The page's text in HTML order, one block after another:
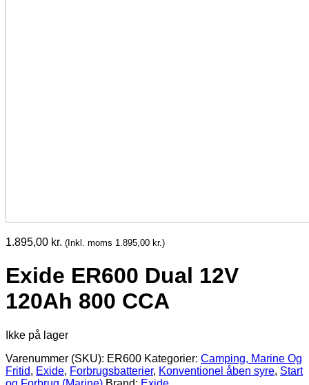
1.895,00 kr. (Inkl. moms 1.895,00 kr.)
Exide ER600 Dual 12V
120Ah 800 CCA
Ikke på lager
Varenummer (SKU): ER600 Kategorier: Camping, Marine Og
Fritid, Exide, Forbrugsbatterier, Konventionel åben syre, Start